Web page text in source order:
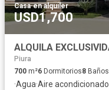
Casa·en alquiler
USD1,700
Piura
700 m²6 Dormitorios8 Baños
·Agua·Aire acondicionado